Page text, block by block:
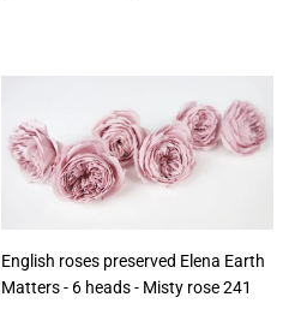
MwSt
excl.)
English roses preserved Elena Earth
Matters - 6 heads - Misty rose 241